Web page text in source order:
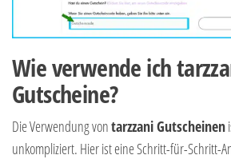
Wie verwende ich
Gutscheine?
Die Verwendung vontarzzani Gutscheinen
unkompliziert. Hier ist eine Schritt-für-Schritt-